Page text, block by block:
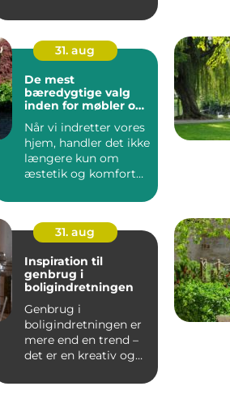
31. aug
De mest
bæredygtige valg
inden for møbler og
Når vi indretter vores
hjem, handler det ikke
længere kun om
æstetik og komfort
31. aug
Inspiration til
genbrug i
boligindretningen
Genbrug i
boligindretningen er
mere end en trend –
det er en kreativ og